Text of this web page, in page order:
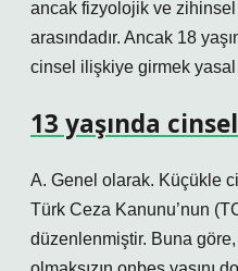
ancak fizyolojik ve
arasındadır. Ancak 18
cinsel ilişkiye girmek
13 yaşında
A. Genel olarak. Küçükle
Türk Ceza Kanunu’nun
düzenlenmiştir. Buna